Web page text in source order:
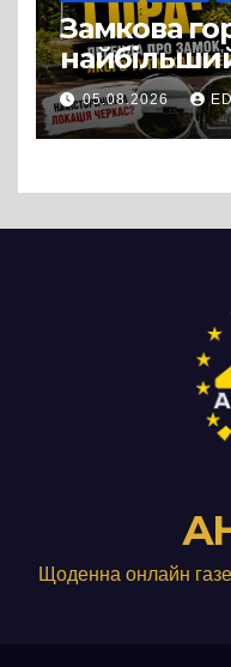
Замкова
міф Черкас
05.08.2026
Щоденна онлайн